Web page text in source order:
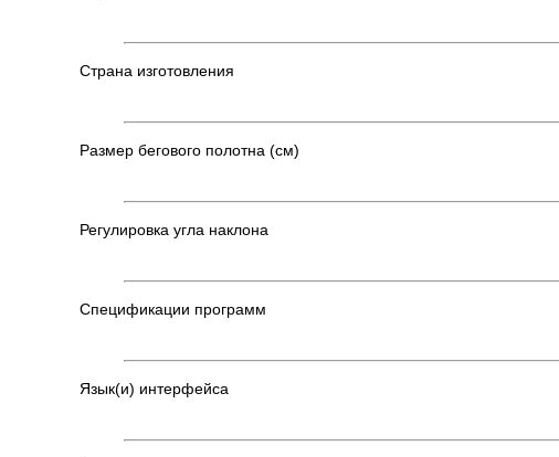
Страна изготовления
Размер бегового полотна (см)
Регулировка угла наклона
Спецификации программ
Язык(и) интерфейса